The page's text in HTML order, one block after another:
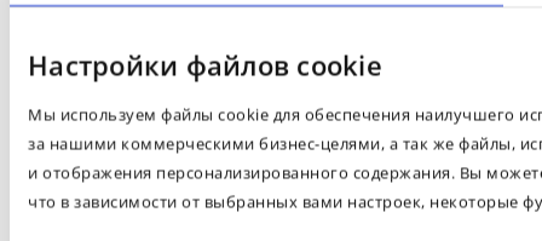
Настройки файлов cookie
Мы используем файлы cookie для обеспечения наилучшего
за нашими коммерческими бизнес-целями, а так же файлы,
и отображения персонализированного содержания. Вы
что в зависимости от выбранных вами настроек, некоторые